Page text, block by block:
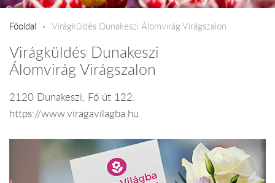
Főoldal Virágküldés Dunakeszi Álomvirág Virágszalon
Virágküldés Dunakeszi
Álomvirág Virágszalon
2120 Dunakeszi, Fő út 122.
https://www.viragavilagba.hu